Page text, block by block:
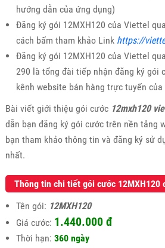
hướng dẫn của ứng dụng)
Đăng ký gói 12MXH120 của Viettel
cách bấm tham khảo Link https://
Đăng ký gói 12MXH120 của Viettel
290 là tổng đài tiếp nhận đăng ký gói
kênh website bán hàng trực tuyến
Bài viết giới thiệu gói cước12mxh120
dẫn bạn đăng ký gói cước trên nền tảng
bạn tham khảo thông tin và đăng ký sử
nhất.
Thông tin chi tiết gói cước 12MXH120
Tên gói: 12MXH120
Giá cước: 1.440.000 đ
Thời hạn: 360 ngày